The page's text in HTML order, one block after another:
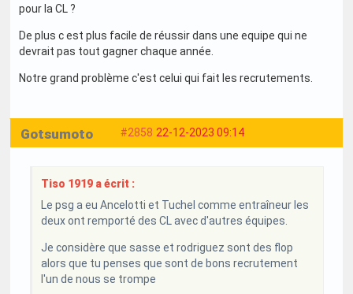
pour la CL ?
De plus c est plus facile de réussir dans une equipe qui ne
devrait pas tout gagner chaque année.
Notre grand problème c'est celui qui fait les recrutements.
#2858 22-12-2023 09:14
Gotsumoto
Tiso 1919 a écrit :
Le psg a eu Ancelotti et Tuchel comme entraîneur les
deux ont remporté des CL avec d'autres équipes.
Je considère que sasse et rodriguez sont des flop
alors que tu penses que sont de bons recrutement
l'un de nous se trompe